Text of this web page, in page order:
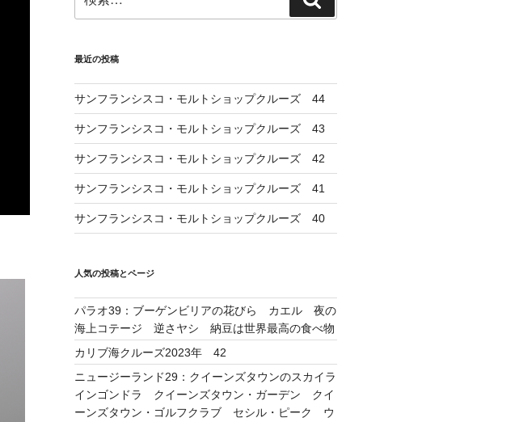
索:
索
最近の投稿
サンフランシスコ・モルトショップクルーズ 44
サンフランシスコ・モルトショップクルーズ 43
サンフランシスコ・モルトショップクルーズ 42
サンフランシスコ・モルトショップクルーズ 41
サンフランシスコ・モルトショップクルーズ 40
人気の投稿とページ
パラオ39：ブーゲンビリアの花びら カエル 夜の
海上コテージ 逆さヤシ 納豆は世界最高の食べ物
カリブ海クルーズ2023年 42
ニュージーランド29：クイーンズタウンのスカイラ
インゴンドラ クイーンズタウン・ガーデン クイ
ーンズタウン・ゴルフクラブ セシル・ピーク ウ